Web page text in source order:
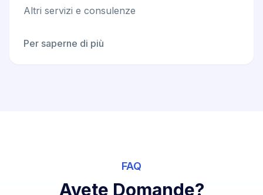
Altri servizi e consulenze
Per saperne di più
FAQ
Avete Domande?